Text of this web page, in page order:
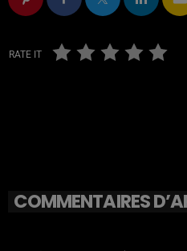
RATE IT
COMMENTAIRES